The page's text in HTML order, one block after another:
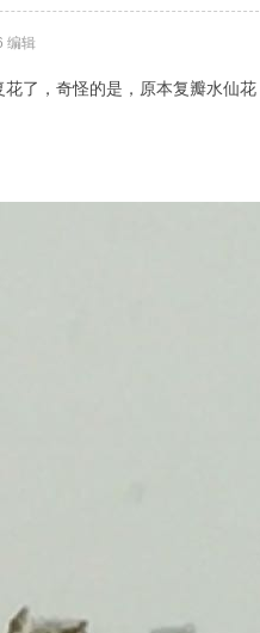
编辑
了，奇怪的是，原本复瓣水仙